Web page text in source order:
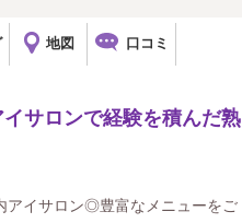
地図 口コミ
サロンで経験を積んだ熟
アイサロン◎豊富なメニューをご